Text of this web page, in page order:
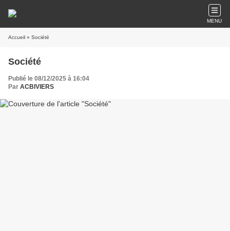
MENU
Accueil » Société
Société
Publié le 08/12/2025 à 16:04
Par ACBIVIERS